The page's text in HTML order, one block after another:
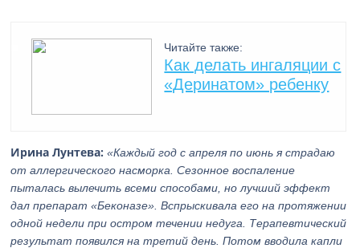
Читайте также:
Как делать ингаляции с
«Деринатом» ребенку
Ирина Лунтева: «Каждый год с апреля по июнь я страдаю
от аллергического насморка. Сезонное воспаление
пыталась вылечить всеми способами, но лучший эффект
дал препарат «Беконазе». Вспрыскивала его на протяжении
одной недели при остром течении недуга. Терапевтический
результат появился на третий день. Потом вводила капли